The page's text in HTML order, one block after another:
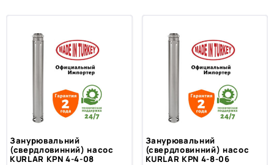
Занурювальний
(свердловинний) насос
KURLAR KPN 4-4-08
Занурювальний
(свердловинний) насос
KURLAR KPN 4-8-06